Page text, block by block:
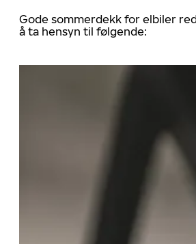
Gode sommerdekk for elbiler
å ta hensyn til følgende: